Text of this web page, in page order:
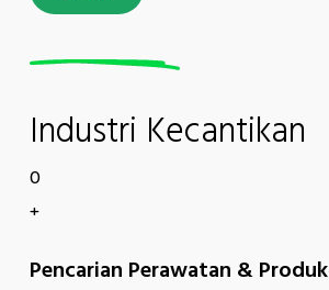
Industri Kecantikan
0
+
Pencarian Perawatan & Produk